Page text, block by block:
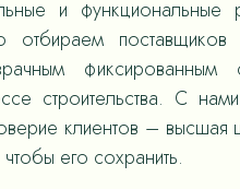
и
отбираем
строительства. С
клиентов – высшая
его сохранить.